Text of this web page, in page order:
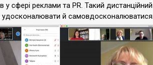
у сфері реклами та PR. Такий
й самовдосконалюватися.